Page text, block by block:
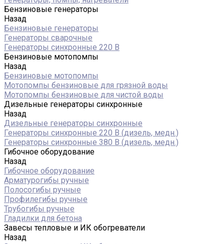
Бензиновые генераторы
Назад
Бензиновые генераторы
Генераторы сварочные
Генераторы синхронные 220 В
Бензиновые мотопомпы
Назад
Бензиновые мотопомпы
Мотопомпы бензиновые для грязной воды
Мотопомпы бензиновые для чистой воды
Дизельные генераторы синхронные
Назад
Дизельные генераторы синхронные
Генераторы синхронные 220 В (дизель, медн.)
Генераторы синхронные 380 В (дизель, медн.)
Гибочное оборудование
Назад
Гибочное оборудование
Арматурогибы ручные
Полосогибы ручные
Профилегибы ручные
Трубогибы ручные
Гладилки для бетона
Завесы тепловые и ИК обогреватели
Назад